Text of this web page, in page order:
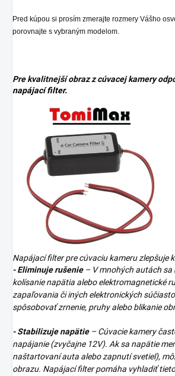
Pred kúpou si prosím zmerajte rozmery Vášho
porovnajte s vybraným modelom.
Pre kvalitnejší obraz z cúvacej kamery
napájací filter.
Napájací filter pre cúvaciu kameru zlepšuje
- Eliminuje rušenie– V mnohých autách sa
kolísanie napätia alebo elektromagnetické
zapaľovania či iných elektronických
spôsobovať zrnenie, pruhy alebo blikanie
- Stabilizuje napätie– Cúvacie kamery
napájanie (zvyčajne 12V). Ak sa napätie
naštartovaní auta alebo zapnutí svetiel),
obrazu. Napájací filter pomáha vyhladiť